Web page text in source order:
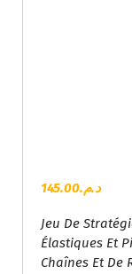
د.م.145.00
Jeu De
Élastiques Et
Chaînes Et De